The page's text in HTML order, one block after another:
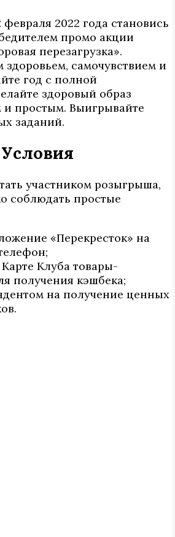
февраля 2022 года становись
промо акции
перезагрузка».
здоровьем, самочувствием и
год с полной
здоровый образ
простым. Выигрывайте
заданий.
Условия
участником розыгрыша,
соблюдать простые
«Перекресток» на
Клуба товары-
получения кэшбека;
на получение ценных